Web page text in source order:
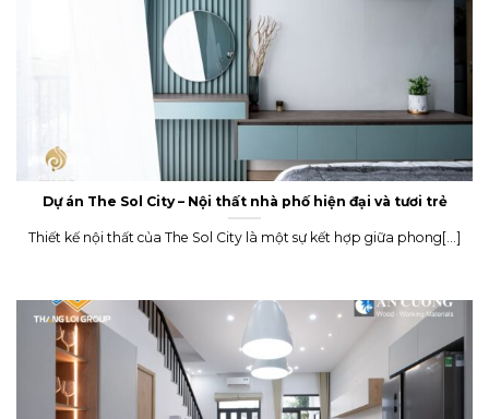
Dự án The Sol City – Nội thất nhà phố hiện đại và tươi trẻ
Thiết kế nội thất của The Sol City là một sự kết hợp giữa phong[...]